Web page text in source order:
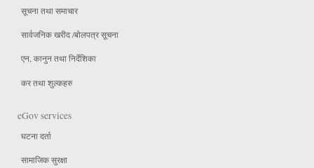
सूचना तथा समाचार
सार्वजनिक खरीद /बोलपत्र सूचना
एन, कानुन तथा निर्देशिका
कर तथा शुल्कहरु
eGov services
घटना दर्ता
सामाजिक सुरक्षा